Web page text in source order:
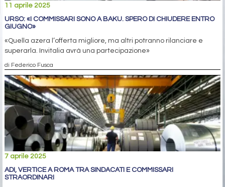
11 aprile 2025
URSO: «I COMMISSARI SONO A BAKU. SPERO DI CHIUDERE ENTRO
GIUGNO»
«Quella azera l’offerta migliore, ma altri potranno rilanciare e
superarla. Invitalia avrà una partecipazione»
di Federico Fusca
7 aprile 2025
ADI, VERTICE A ROMA TRA SINDACATI E COMMISSARI
STRAORDINARI